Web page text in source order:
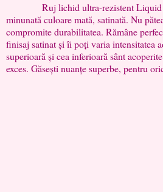
Ruj lichid ultra-rezistent Liquid Stain
minunată culoare mată, satinată. Nu
compromite durabilitatea. Rămâne
finisaj satinat și îi poți varia intensitatea
superioară și cea inferioară sânt
exces. Găsești nuanțe superbe, pentru